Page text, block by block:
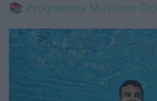
📚 Programma Massimo